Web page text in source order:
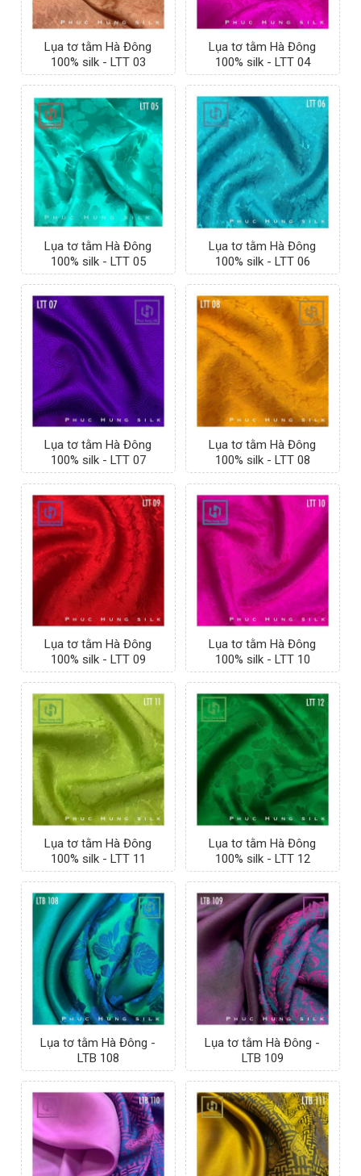
Lụa tơ tằm Hà Đông
100% silk - LTT 03
Lụa tơ tằm Hà Đông
100% silk - LTT 04
Lụa tơ tằm Hà Đông
100% silk - LTT 05
Lụa tơ tằm Hà Đông
100% silk - LTT 06
Lụa tơ tằm Hà Đông
100% silk - LTT 07
Lụa tơ tằm Hà Đông
100% silk - LTT 08
Lụa tơ tằm Hà Đông
100% silk - LTT 09
Lụa tơ tằm Hà Đông
100% silk - LTT 10
Lụa tơ tằm Hà Đông
100% silk - LTT 11
Lụa tơ tằm Hà Đông
100% silk - LTT 12
Lụa tơ tằm Hà Đông -
LTB 108
Lụa tơ tằm Hà Đông -
LTB 109